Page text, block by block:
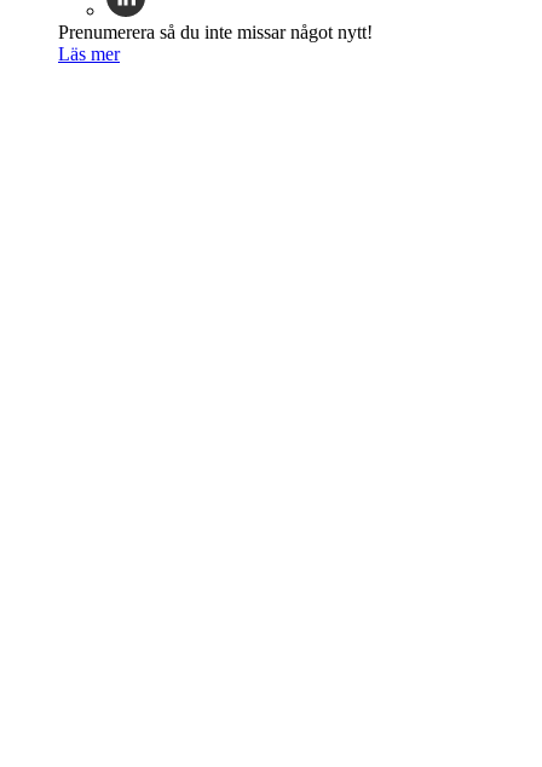
Prenumerera så du inte missar något nytt!
Läs mer